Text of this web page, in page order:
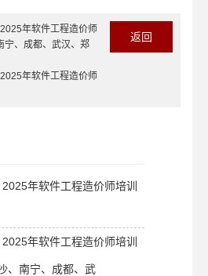
年软件工程造价师
宁、成都、武汉、郑
年软件工程造价师
返回
年软件工程造价师培训
年软件工程造价师培训
、南宁、成都、武